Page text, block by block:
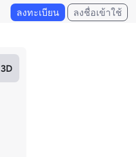
ลงทะเบียน ลงชื่อเข้าใช้
3D